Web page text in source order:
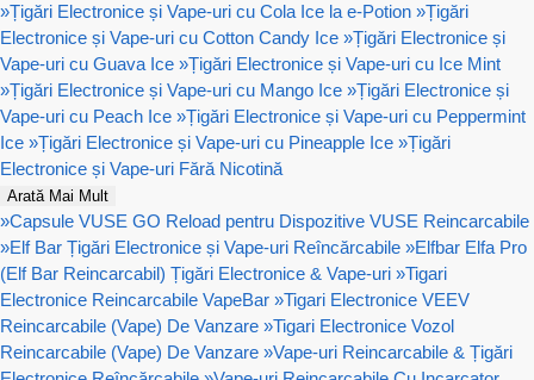
»Țigări Electronice și Vape-uri cu Cola Ice la e-Potion »Țigări
Electronice și Vape-uri cu Cotton Candy Ice »Țigări Electronice și
Vape-uri cu Guava Ice »Țigări Electronice și Vape-uri cu Ice Mint
»Țigări Electronice și Vape-uri cu Mango Ice »Țigări Electronice și
Vape-uri cu Peach Ice »Țigări Electronice și Vape-uri cu Peppermint
Ice »Țigări Electronice și Vape-uri cu Pineapple Ice »Țigări
Electronice și Vape-uri Fără Nicotină
Arată Mai Mult
»Capsule VUSE GO Reload pentru Dispozitive VUSE Reincarcabile
»Elf Bar Țigări Electronice și Vape-uri Reîncărcabile »Elfbar Elfa Pro
(Elf Bar Reincarcabil) Țigări Electronice & Vape-uri »Tigari
Electronice Reincarcabile VapeBar »Tigari Electronice VEEV
Reincarcabile (Vape) De Vanzare »Tigari Electronice Vozol
Reincarcabile (Vape) De Vanzare »Vape-uri Reincarcabile & Țigări